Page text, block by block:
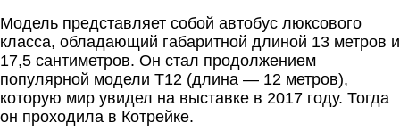
Модель представляет собой автобус люксового
класса, обладающий габаритной длиной 13 метров и
17,5 сантиметров. Он стал продолжением
популярной модели T12 (длина — 12 метров),
которую мир увидел на выставке в 2017 году. Тогда
он проходила в Котрейке.